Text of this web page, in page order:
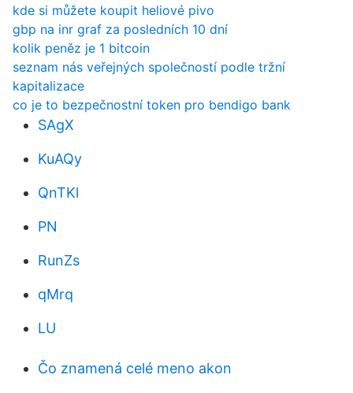
kde si můžete koupit heliové pivo
gbp na inr graf za posledních 10 dní
kolik peněz je 1 bitcoin
seznam nás veřejných společností podle tržní
kapitalizace
co je to bezpečnostní token pro bendigo bank
SAgX
KuAQy
QnTKl
PN
RunZs
qMrq
LU
Čo znamená celé meno akon